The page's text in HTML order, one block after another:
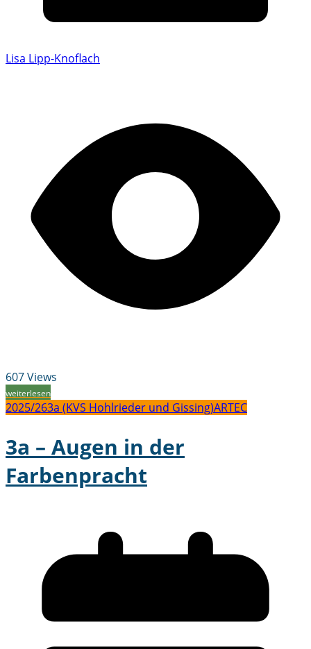
Lisa Lipp-Knoflach
607 Views
weiterlesen
2025/263a (KVS Hohlrieder und Gissing)ARTEC
3a – Augen in der
Farbenpracht